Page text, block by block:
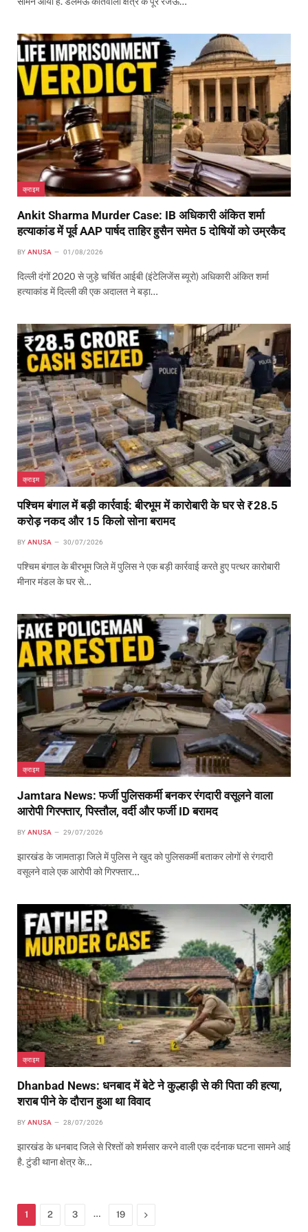
क्राइम
Ankit Sharma Murder Case: IB अधिकारी अंकित शर्मा
हत्याकांड में पूर्व AAP पार्षद ताहिर हुसैन समेत 5 दोषियों को उम्रकैद
BY ANUSA 01/08/2026
दिल्ली दंगों 2020 से जुड़े चर्चित आईबी (इंटेलिजेंस ब्यूरो) अधिकारी अंकित शर्मा
हत्याकांड में दिल्ली की एक अदालत ने बड़ा…
क्राइम
पश्चिम बंगाल में बड़ी कार्रवाई: बीरभूम में कारोबारी के घर से ₹28.5
करोड़ नकद और 15 किलो सोना बरामद
BY ANUSA 30/07/2026
पश्चिम बंगाल के बीरभूम जिले में पुलिस ने एक बड़ी कार्रवाई करते हुए पत्थर कारोबारी
मीनार मंडल के घर से…
क्राइम
Jamtara News: फर्जी पुलिसकर्मी बनकर रंगदारी वसूलने वाला
आरोपी गिरफ्तार, पिस्तौल, वर्दी और फर्जी ID बरामद
BY ANUSA 29/07/2026
झारखंड के जामताड़ा जिले में पुलिस ने खुद को पुलिसकर्मी बताकर लोगों से रंगदारी
वसूलने वाले एक आरोपी को गिरफ्तार…
क्राइम
Dhanbad News: धनबाद में बेटे ने कुल्हाड़ी से की पिता की हत्या,
शराब पीने के दौरान हुआ था विवाद
BY ANUSA 28/07/2026
झारखंड के धनबाद जिले से रिश्तों को शर्मसार करने वाली एक दर्दनाक घटना सामने आई
है. टुंडी थाना क्षेत्र के…
1 2 3 … 19 Next